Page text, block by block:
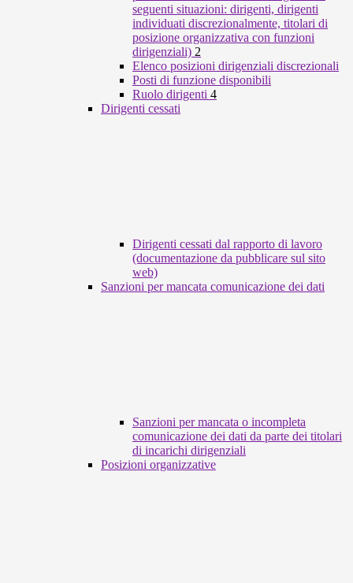
seguenti situazioni: dirigenti, dirigenti
individuati discrezionalmente, titolari di
posizione organizzativa con funzioni
dirigenziali) 2
Elenco posizioni dirigenziali discrezionali
Posti di funzione disponibili
Ruolo dirigenti 4
Dirigenti cessati
Dirigenti cessati dal rapporto di lavoro
(documentazione da pubblicare sul sito
web)
Sanzioni per mancata comunicazione dei dati
Sanzioni per mancata o incompleta
comunicazione dei dati da parte dei titolari
di incarichi dirigenziali
Posizioni organizzative